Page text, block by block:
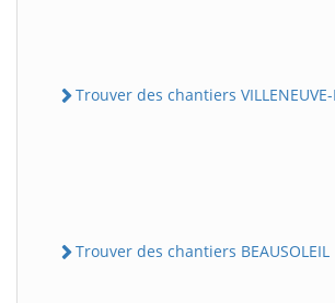
Trouver des chantiers VILLENEUVE-
Trouver des chantiers BEAUSOLEIL